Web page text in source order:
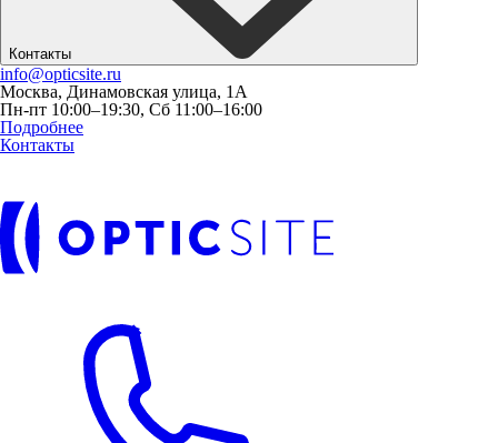
Контакты
info@opticsite.ru
Москва, Динамовская улица, 1А
Пн-пт 10:00–19:30, Сб 11:00–16:00
Подробнее
Контакты